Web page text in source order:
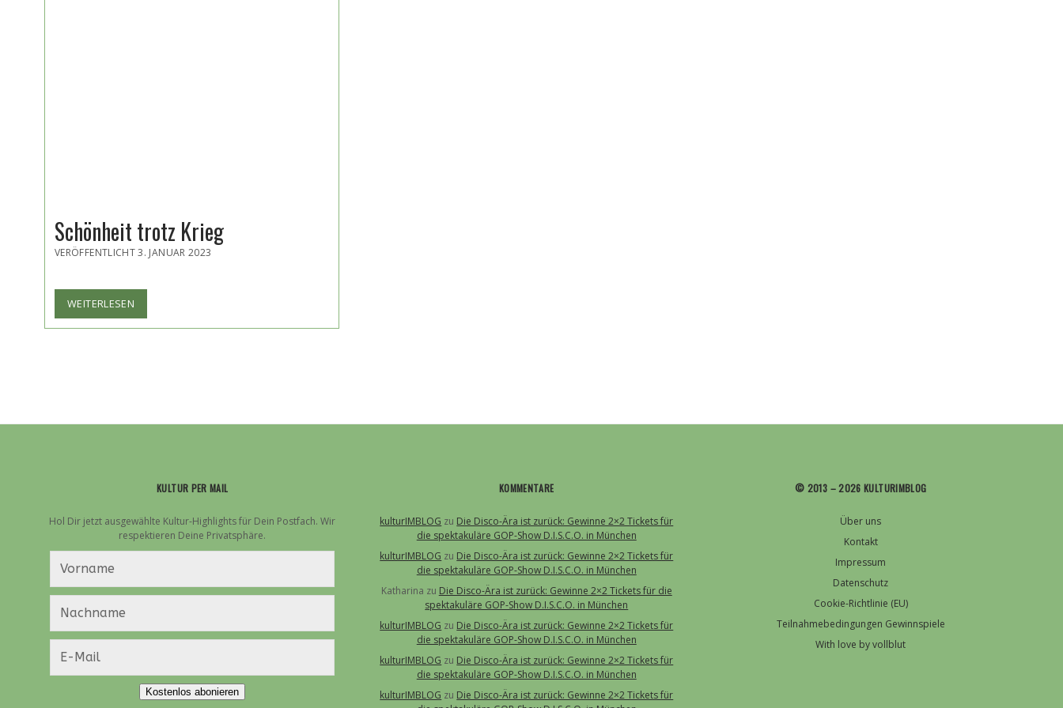
Schönheit trotz Krieg
VERÖFFENTLICHT 3. JANUAR 2023
WEITERLESEN
TROTZ
KRIEG
KULTUR PER MAIL
Hol Dir jetzt ausgewählte Kultur-Highlights für Dein Postfach. Wir
respektieren Deine Privatsphäre.
Kostenlos abonieren
KOMMENTARE
kulturIMBLOG zu Die Disco-Ära ist zurück: Gewinne 2×2 Tickets für
die spektakuläre GOP-Show D.I.S.C.O. in München
kulturIMBLOG zu Die Disco-Ära ist zurück: Gewinne 2×2 Tickets für
die spektakuläre GOP-Show D.I.S.C.O. in München
Katharina zu Die Disco-Ära ist zurück: Gewinne 2×2 Tickets für die
spektakuläre GOP-Show D.I.S.C.O. in München
kulturIMBLOG zu Die Disco-Ära ist zurück: Gewinne 2×2 Tickets für
die spektakuläre GOP-Show D.I.S.C.O. in München
kulturIMBLOG zu Die Disco-Ära ist zurück: Gewinne 2×2 Tickets für
die spektakuläre GOP-Show D.I.S.C.O. in München
kulturIMBLOG zu Die Disco-Ära ist zurück: Gewinne 2×2 Tickets für
© 2013 – 2026 KULTURIMBLOG
Über uns
Kontakt
Impressum
Datenschutz
Cookie-Richtlinie (EU)
Teilnahmebedingungen Gewinnspiele
With love by vollblut